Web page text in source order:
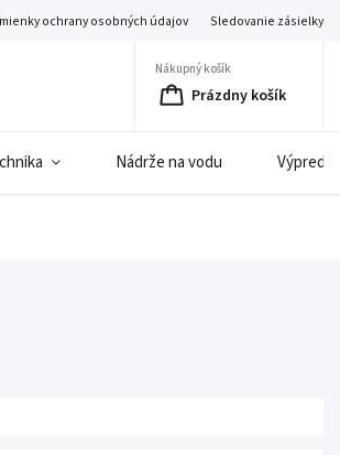
ochrany osobných údajov Sledovanie zásielky
Nákupný košík
Prázdny košík
Nádrže na vodu